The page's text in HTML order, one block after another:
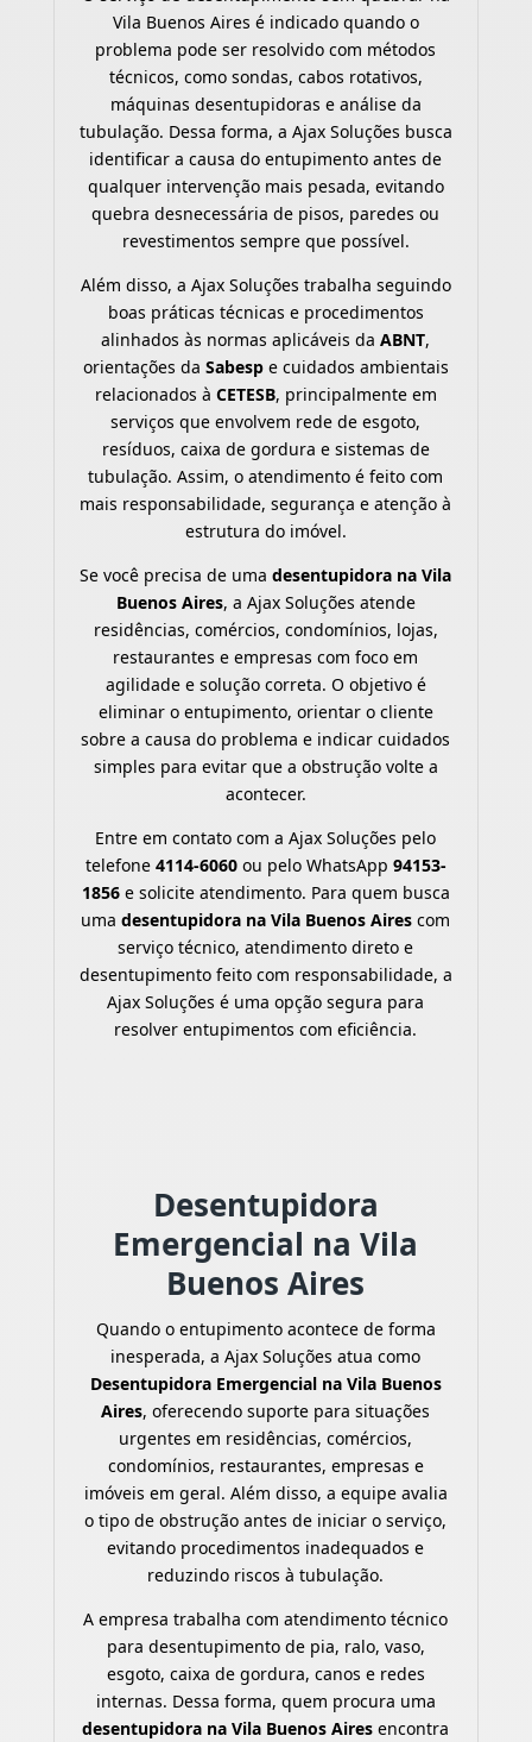
Vila Buenos Aires é indicado quando o
problema pode ser resolvido com métodos
técnicos, como sondas, cabos rotativos,
máquinas desentupidoras e análise da
tubulação. Dessa forma, a Ajax Soluções busca
identificar a causa do entupimento antes de
qualquer intervenção mais pesada, evitando
quebra desnecessária de pisos, paredes ou
revestimentos sempre que possível.
Além disso, a Ajax Soluções trabalha seguindo
boas práticas técnicas e procedimentos
alinhados às normas aplicáveis daABNT,
orientações da Sabespe cuidados ambientais
relacionados à CETESB, principalmente em
serviços que envolvem rede de esgoto,
resíduos, caixa de gordura e sistemas de
tubulação. Assim, o atendimento é feito com
mais responsabilidade, segurança e atenção à
estrutura do imóvel.
Se você precisa de umadesentupidora na Vila
Buenos Aires, a Ajax Soluções atende
residências, comércios, condomínios, lojas,
restaurantes e empresas com foco em
agilidade e solução correta. O objetivo é
eliminar o entupimento, orientar o cliente
sobre a causa do problema e indicar cuidados
simples para evitar que a obstrução volte a
acontecer.
Entre em contato com a Ajax Soluções pelo
telefone 4114-6060ou pelo WhatsApp 94153-
1856e solicite atendimento. Para quem busca
umadesentupidora na Vila Buenos Aires com
serviço técnico, atendimento direto e
desentupimento feito com responsabilidade, a
Ajax Soluções é uma opção segura para
resolver entupimentos com eficiência.
Desentupidora
Emergencial na Vila
Buenos Aires
Quando o entupimento acontece de forma
inesperada, a Ajax Soluções atua como
Desentupidora Emergencial na Vila Buenos
Aires, oferecendo suporte para situações
urgentes em residências, comércios,
condomínios, restaurantes, empresas e
imóveis em geral. Além disso, a equipe avalia
o tipo de obstrução antes de iniciar o serviço,
evitando procedimentos inadequados e
reduzindo riscos à tubulação.
A empresa trabalha com atendimento técnico
para desentupimento de pia, ralo, vaso,
esgoto, caixa de gordura, canos e redes
internas. Dessa forma, quem procura uma
desentupidora na Vila Buenos Aires encontra